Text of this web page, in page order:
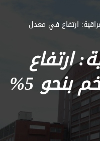
ارتفاع في معدل
ارتفاع
في معدل التضخم بنحو 5%